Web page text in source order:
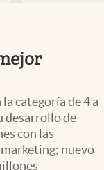
categoría de 4 a
desarrollo de
con las
nuevo